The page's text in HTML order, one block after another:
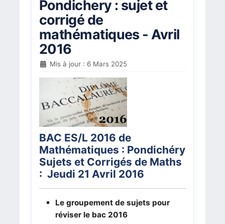
Pondichery : sujet et
corrigé de
mathématiques - Avril
2016
Mis à jour : 6 Mars 2025
BAC ES/L 2016 de
Mathématiques : Pondichéry
Sujets et Corrigés de Maths
: Jeudi 21 Avril 2016
Le groupement de sujets pour
réviser le bac 2016